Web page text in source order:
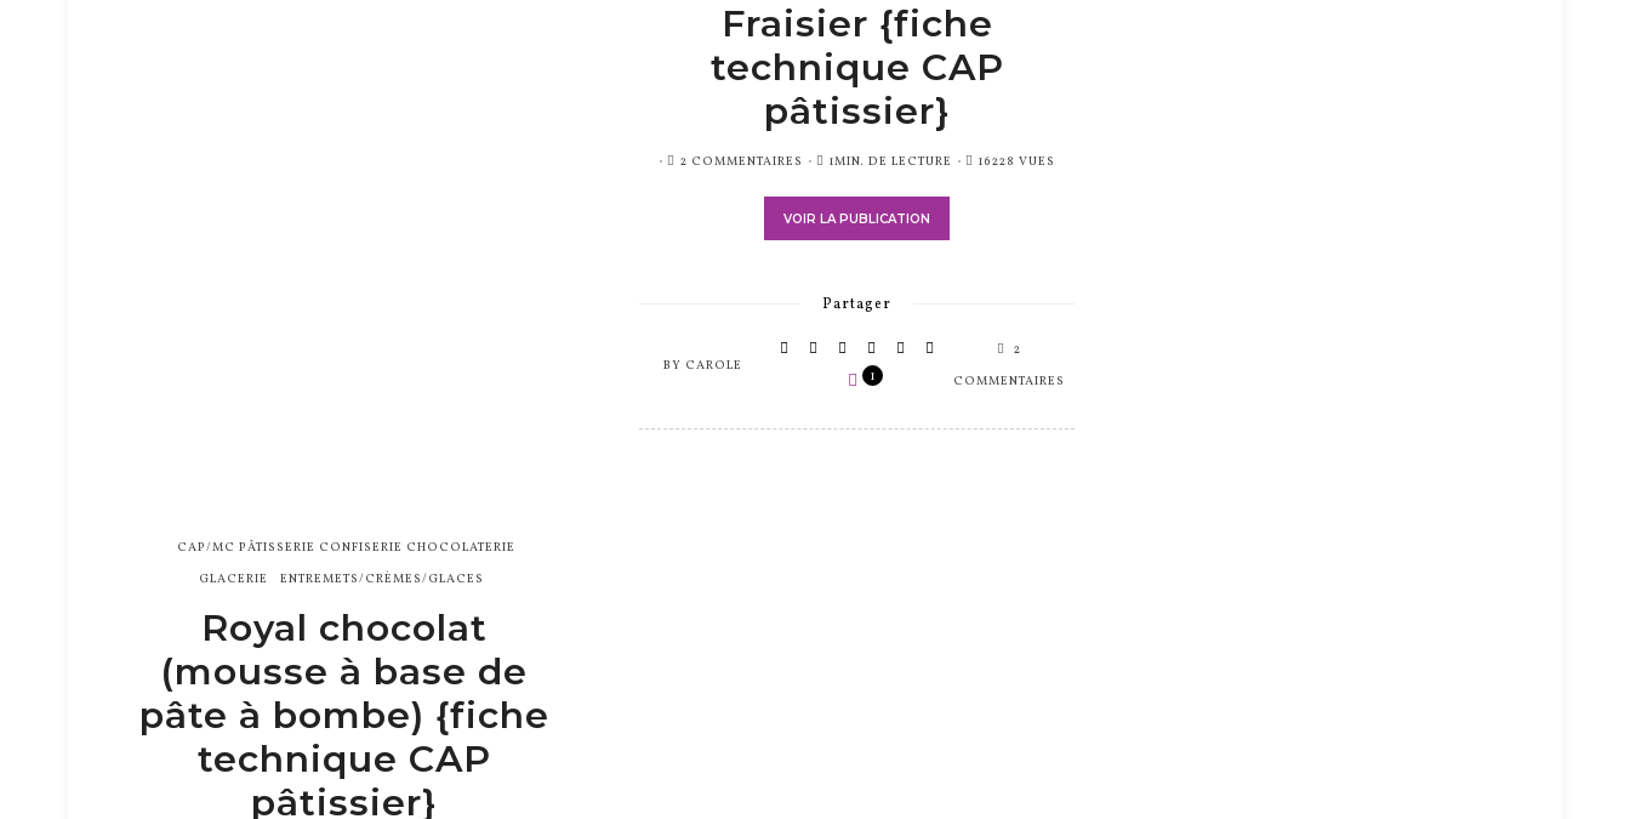
Fraisier {fiche
technique CAP
pâtissier}
PUBLIÉ2 COMMENTAIRES 1MIN. DE LECTURE 16228 VUES
VOIR LA PUBLICATION
Partager
BY CAROLE
1
2
COMMENTAIRES
CAP/MC PÂTISSERIE CONFISERIE CHOCOLATERIE
GLACERIE
ENTREMETS/CRÈMES/GLACES
Royal chocolat
(mousse à base de
pâte à bombe) {fiche
technique CAP
pâtissier}